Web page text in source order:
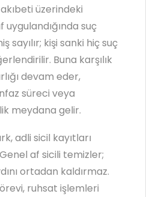
üzerindeki
suç
sayılır; kişi sanki hiç suç
Buna karşılık
devam eder,
süreci veya
meydana gelir.
adli sicil kayıtları
af sicili temizler;
ortadan kaldırmaz.
ruhsat işlemleri